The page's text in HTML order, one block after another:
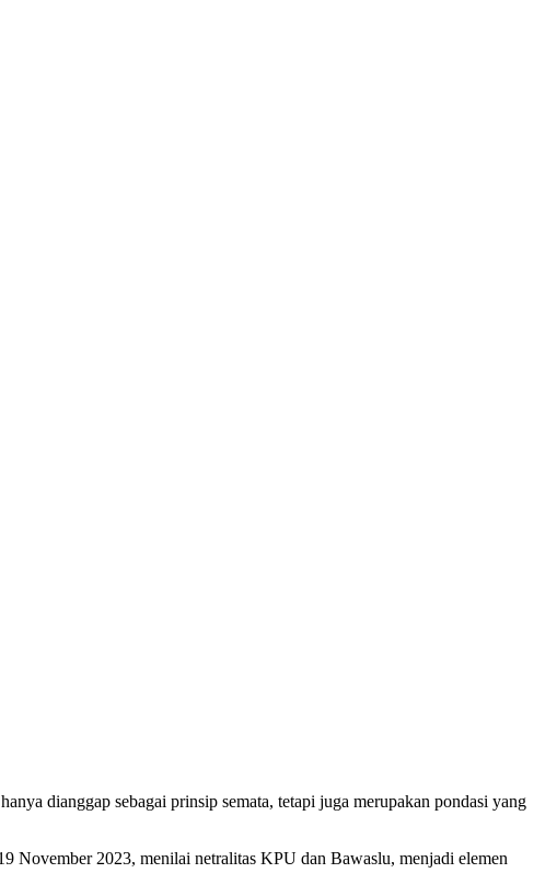
dianggap sebagai prinsip semata, tetapi juga merupakan pondasi yang
2023, menilai netralitas KPU dan Bawaslu, menjadi elemen